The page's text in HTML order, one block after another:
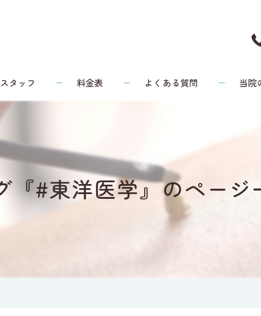
スタッフ 料金表 よくある質問 当院
腰痛
『#東洋医学』のページ